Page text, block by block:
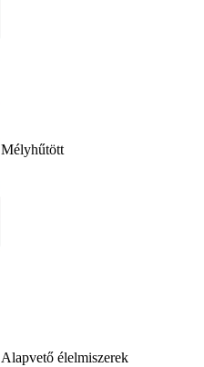
Mélyhűtött
Alapvető élelmiszerek